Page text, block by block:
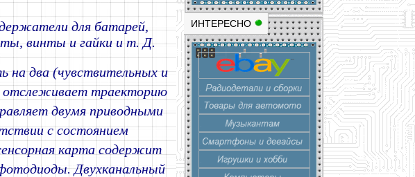
ИНТЕРЕСНО
для батарей,
винты и гайки и т. Д.
на два (чувствительных и
отслеживает траекторию
двумя приводными
с состоянием
карта содержит
Двухканальный